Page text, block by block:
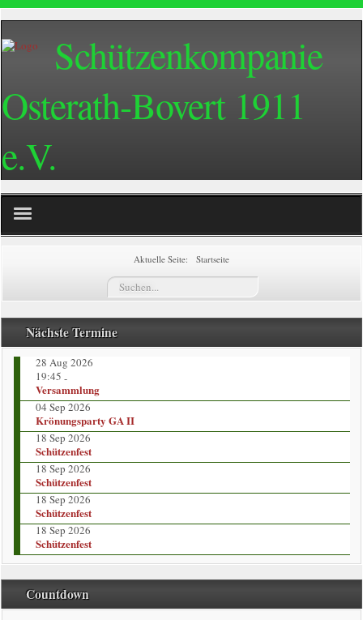
Schützenkompanie
Osterath-Bovert 1911
e.V.
Züge
Vorstand
Kompaniekönige
Regimentskönige
Jungschützenkönige
Bildergalerie
News
Impressum
Aktuelle Seite: Startseite
Suchen...
Nächste Termine
28 Aug 2026
19:45 -
Versammlung
04 Sep 2026
Krönungsparty GA II
18 Sep 2026
Schützenfest
18 Sep 2026
Schützenfest
18 Sep 2026
Schützenfest
18 Sep 2026
Schützenfest
Countdown